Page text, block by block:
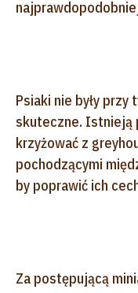
Psiaki nie były przy
skuteczne. Istnieją
krzyżować z
pochodzącymi
by poprawić ich
Za postępującą